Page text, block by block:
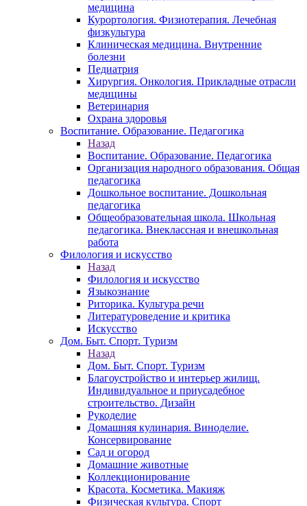
медицина
Курортология. Физиотерапия. Лечебная
физкультура
Клиническая медицина. Внутренние
болезни
Педиатрия
Хирургия. Онкология. Прикладные отрасли
медицины
Ветеринария
Охрана здоровья
Воспитание. Образование. Педагогика
Назад
Воспитание. Образование. Педагогика
Организация народного образования. Общая
педагогика
Дошкольное воспитание. Дошкольная
педагогика
Общеобразовательная школа. Школьная
педагогика. Внеклассная и внешкольная
работа
Филология и искусство
Назад
Филология и искусство
Языкознание
Риторика. Культура речи
Литературоведение и критика
Искусство
Дом. Быт. Спорт. Туризм
Назад
Дом. Быт. Спорт. Туризм
Благоустройство и интерьер жилищ.
Индивидуальное и приусадебное
строительство. Дизайн
Рукоделие
Домашняя кулинария. Виноделие.
Консервирование
Сад и огород
Домашние животные
Коллекционирование
Красота. Косметика. Макияж
Физическая культура. Спорт